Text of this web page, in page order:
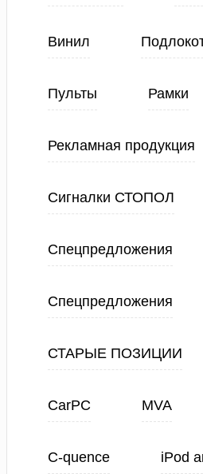
Винил
Пульты Рамки
Рекламная продукция
Сигналки СТОПОЛ
Спецпредложения
Спецпредложения
СТАРЫЕ ПОЗИЦИИ
CarPC MVA
C-quence iPod